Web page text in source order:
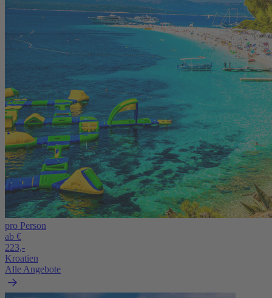
pro Person
ab €
223,-
Kroatien
Alle Angebote